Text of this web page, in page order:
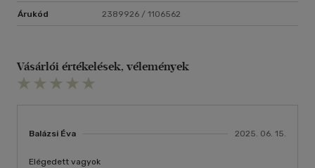
Árukód 2389926 / 1106562
Vásárlói értékelések, vélemények
Balázsi Éva 2025. 06. 15.
Elégedett vagyok